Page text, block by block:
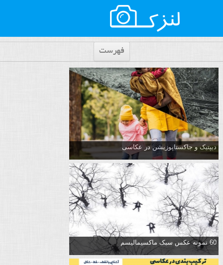
فهرست
دیپتیک و جاکستا‌پوزیشن در عکاسی
60 نمونه عکس سبک ماکسیمالیسم